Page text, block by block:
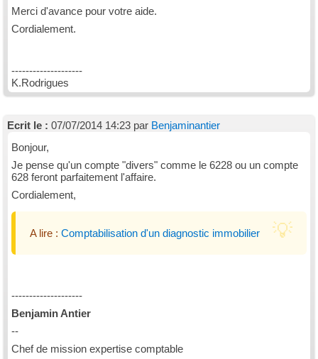
Merci d'avance pour votre aide.
Cordialement.
--------------------
K.Rodrigues
Ecrit le : 07/07/2014 14:23 par Benjaminantier
Bonjour,
Je pense qu'un compte "divers" comme le 6228 ou un compte
628 feront parfaitement l'affaire.
Cordialement,
A lire : Comptabilisation d'un diagnostic immobilier
--------------------
Benjamin Antier
--
Chef de mission expertise comptable